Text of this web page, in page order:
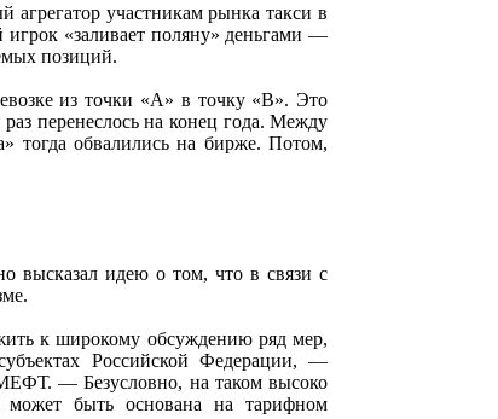
участникам рынка такси в
«заливает поляну» деньгами —
позиций.
из точки «А» в точку «В». Это
перенеслось на конец года. Между
тогда обвалились на бирже. Потом,
высказал идею о том, что в связи с
к широкому обсуждению ряд мер,
Российской Федерации, —
— Безусловно, на таком высоко
может быть основана на тарифном